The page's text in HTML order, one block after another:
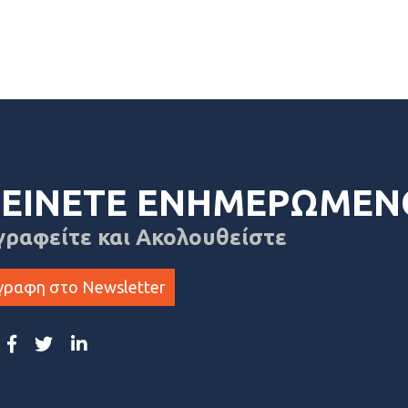
και Ακολουθείστε
στο Newsletter